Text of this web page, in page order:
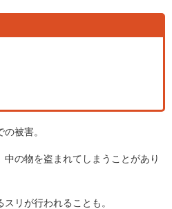
被害。
の物を盗まれてしまうことがあり
リが行われることも。